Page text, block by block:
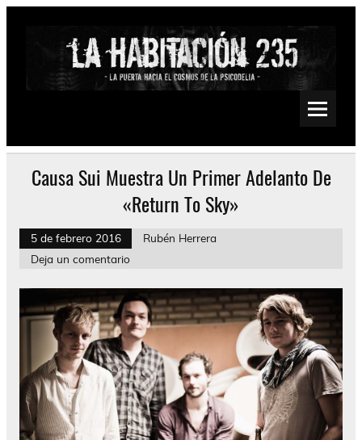
Saltar
Psychedelic, Stoner, Doom, Sludge, Fuzz, Space, Drone
Causa Sui Muestra Un Primer Adelanto De
«Return To Sky»
5 de febrero 2016
Rubén Herrera
Deja un comentario